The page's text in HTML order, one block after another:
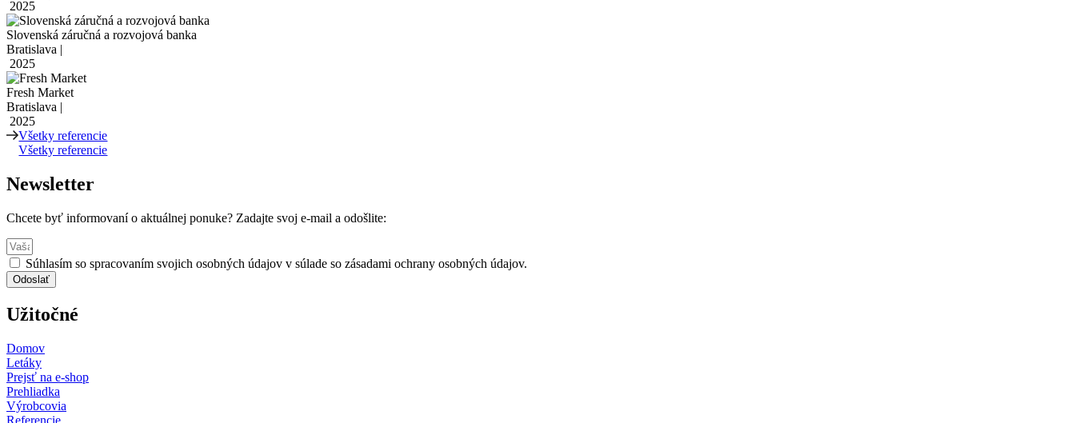
2025
Slovenská záručná a rozvojová banka
Bratislava |
2025
Fresh Market
Bratislava |
2025
Všetky referencie
Všetky referencie
Newsletter
Chcete byť informovaní o aktuálnej ponuke? Zadajte svoj e-mail a odošlite:
Súhlasím so spracovaním svojich osobných údajov v súlade so zásadami ochrany osobných údajov.
Odoslať
Užitočné
Domov
Letáky
Prejsť na e-shop
Prehliadka
Výrobcovia
Referencie